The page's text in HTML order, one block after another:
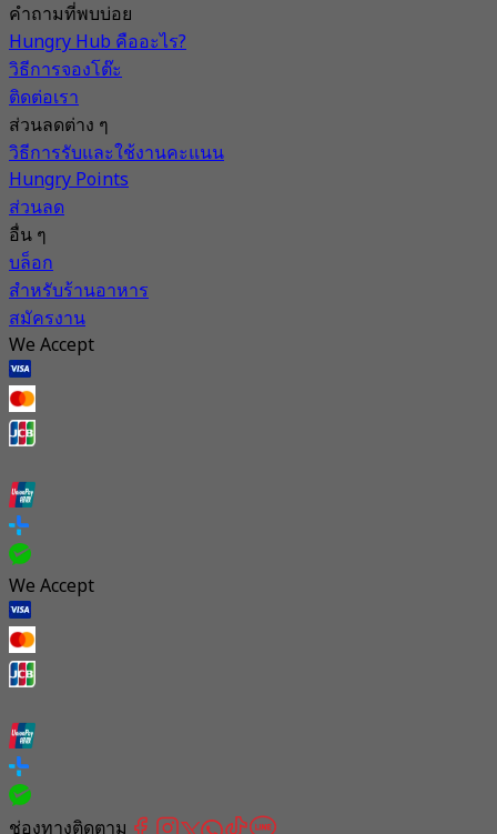
คำถามที่พบบ่อย
Hungry Hub คืออะไร?
วิธีการจองโต๊ะ
ติดต่อเรา
ส่วนลดต่าง ๆ
วิธีการรับและใช้งานคะแนน
Hungry Points
ส่วนลด
อื่น ๆ
บล็อก
สำหรับร้านอาหาร
สมัครงาน
We Accept
We Accept
ช่องทางติดตาม